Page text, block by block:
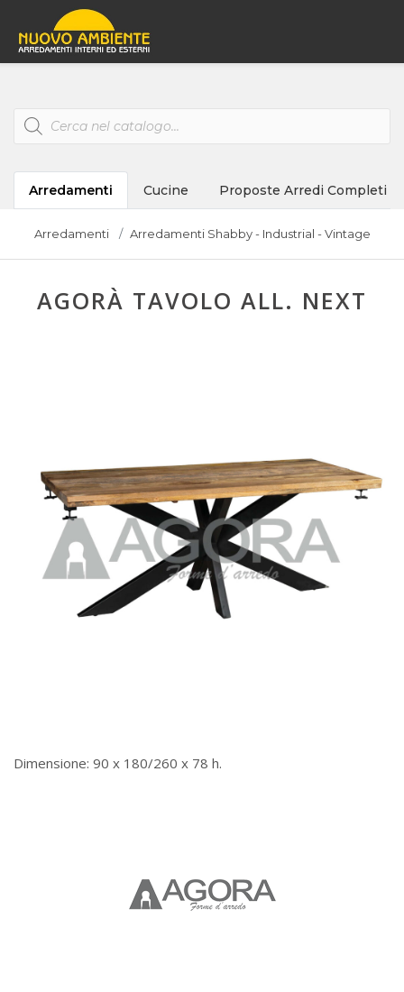
Products
search
Arredamenti Cucine Proposte Arredi Completi
Arredamenti Arredamenti Shabby - Industrial - Vintage
AGORÀ TAVOLO ALL. NEXT
Dimensione: 90 x 180/260 x 78 h.